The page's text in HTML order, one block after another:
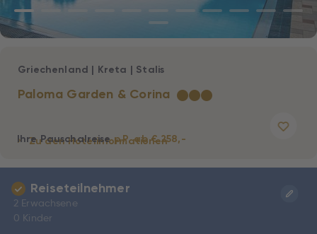
Paloma Garden & Corina ★★★
Griechenland | Kreta | Stalis
Zu den Hotelinformationen
Ihre Pauschalreisep.P. ab € 258,-
Reiseteilnehmer
2 Erwachsene
0 Kinder